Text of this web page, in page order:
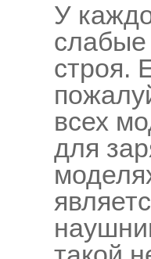
У
слабые
строя.
всех
для